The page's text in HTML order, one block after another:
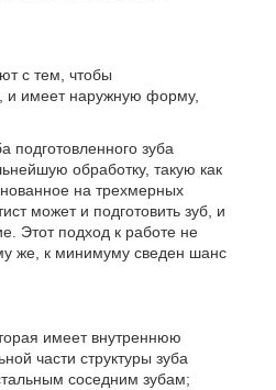
с тем, чтобы
и имеет наружную форму,
подготовленного зуба
обработку, такую как
на трехмерных
может и подготовить зуб, и
Этот подход к работе не
же, к минимуму сведен шанс
имеет внутреннюю
части структуры зуба
соседним зубам;